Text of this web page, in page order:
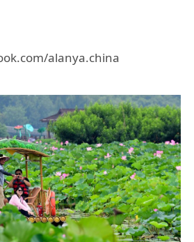
alanya.china